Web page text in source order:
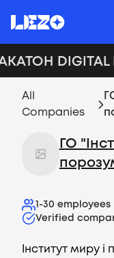
DIGITAL
All
Companies
ГО
1-30 employees
Verified
Інститут миру і